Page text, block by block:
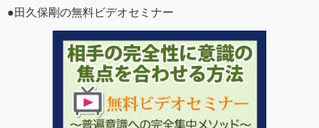
●田久保剛の無料ビデオセミナー